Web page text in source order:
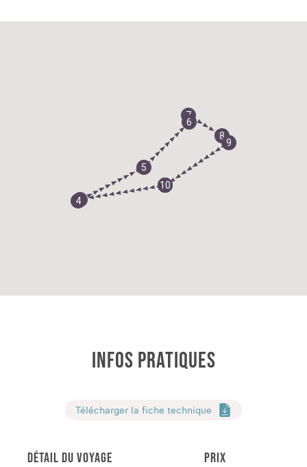
1
2
3
4
5
6
7
8
9
10
INFOS PRATIQUES
Télécharger la fiche technique
DÉTAIL DU VOYAGE PRIX